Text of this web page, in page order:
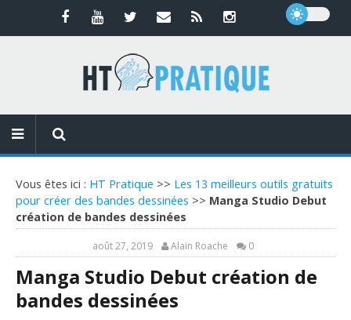
Vous êtes ici : HT Pratique >> Les 13 meilleurs outils gratuits
pour créer des bandes dessinées >> Manga Studio Debut
création de bandes dessinées
août 27, 2019 Alain Roache 0
Manga Studio Debut création de
bandes dessinées